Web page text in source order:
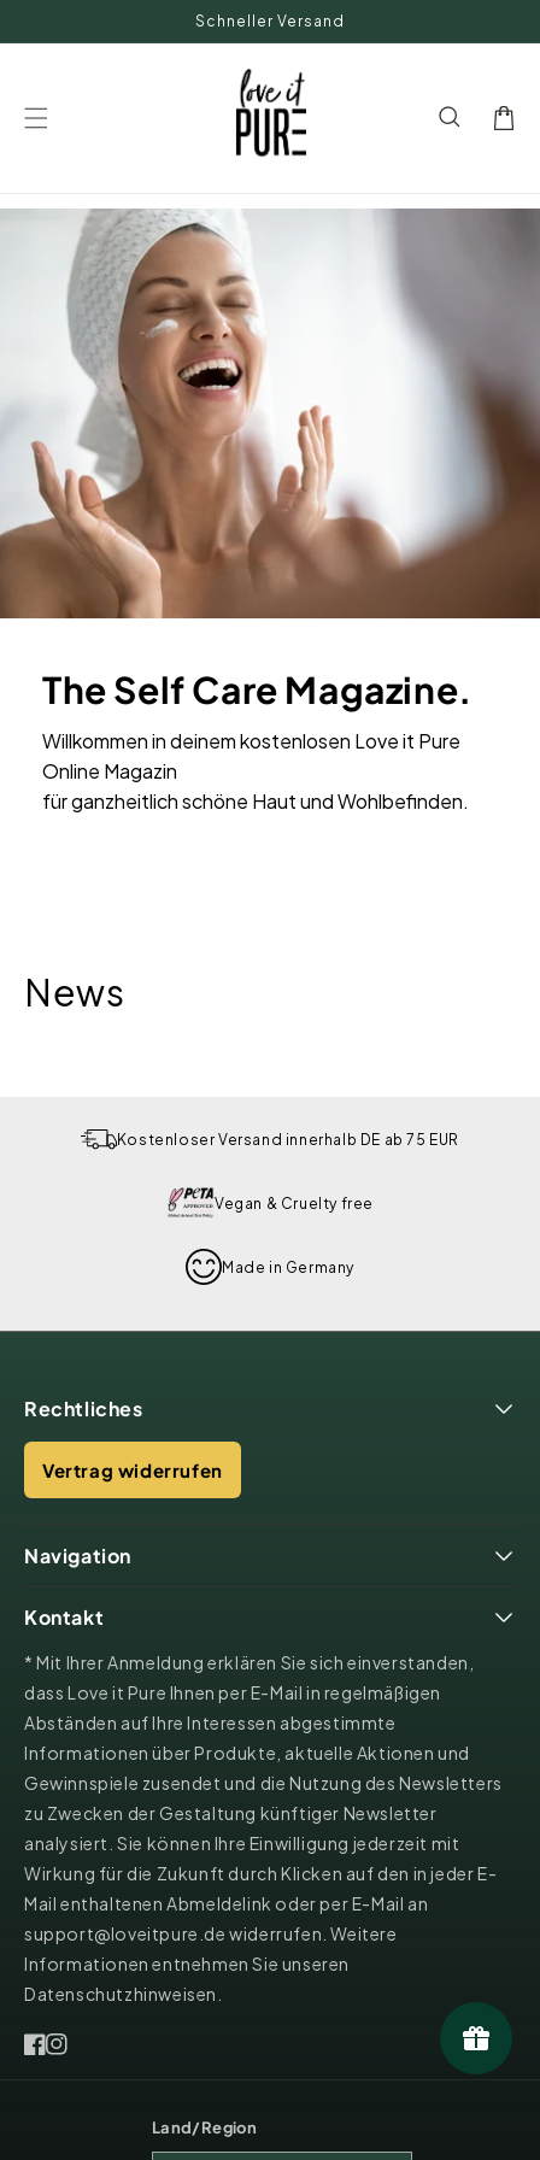
Inhalt
Schneller Versand
The Self Care Magazine.
Willkommen in deinem kostenlosen Love it Pure
Online Magazin
für ganzheitlich schöne Haut und Wohlbefinden.
News
Kostenloser Versand innerhalb DE ab 75 EUR
Vegan & Cruelty free
Made in Germany
Rechtliches
Vertrag widerrufen
Navigation
Kontakt
* Mit Ihrer Anmeldung erklären Sie sich einverstanden,
dass Love it Pure Ihnen per E-Mail in regelmäßigen
Abständen auf Ihre Interessen abgestimmte
Informationen über Produkte, aktuelle Aktionen und
Gewinnspiele zusendet und die Nutzung des Newsletters
zu Zwecken der Gestaltung künftiger Newsletter
analysiert. Sie können Ihre Einwilligung jederzeit mit
Wirkung für die Zukunft durch Klicken auf den in jeder E-
Mail enthaltenen Abmeldelink oder per E-Mail an
support@loveitpure.de widerrufen. Weitere
Informationen entnehmen Sie unseren
Datenschutzhinweisen.
Facebook
Instagram
Land/Region